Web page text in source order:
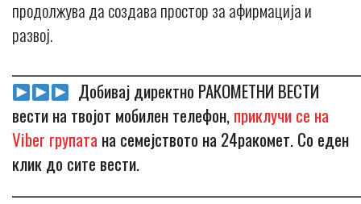
продолжува да создава простор за афирмација и
развој.
Добивај директно РАКОМЕТНИ ВЕСТИ
вести на твојот мобилен телефон,приклучи се на
Viber групата на семејството на 24ракомет. Со еден
клик до сите вести.